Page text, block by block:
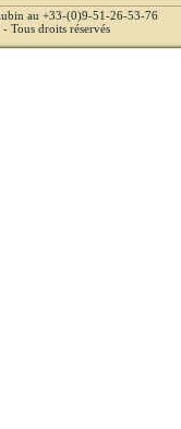
au +33-(0)9-51-26-53-76
Tous droits réservés